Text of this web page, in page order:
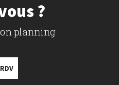
?
planning